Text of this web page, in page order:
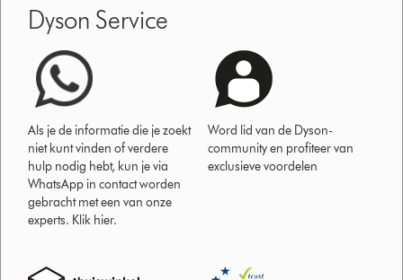
Dyson Service
Als je de informatie die je zoekt
niet kunt vinden of verdere
hulp nodig hebt, kun je via
WhatsApp in contact worden
gebracht met een van onze
experts. Klik hier.
Word lid van de Dyson-
community en profiteer van
exclusieve voordelen